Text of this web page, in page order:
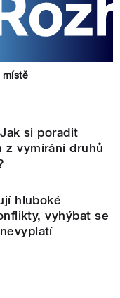
místě
si poradit
z vymírání druhů
hluboké
vyhýbat se